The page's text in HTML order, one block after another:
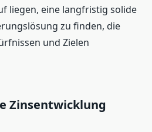
liegen, eine langfristig solide
zu finden, die
und Zielen
Zinsentwicklung